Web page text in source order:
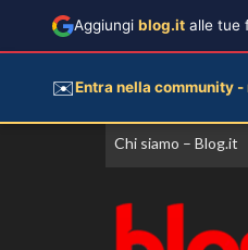
Vai
Chi siamo – Blog.it
Aggiungi blog.it alle tue
✉️Entra nella community